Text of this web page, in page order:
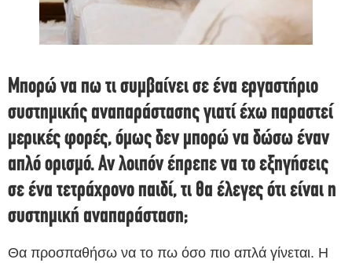
Μπορώ να πω τι συμβαίνει σε ένα εργαστήριο
συστημικής αναπαράστασης γιατί έχω παραστεί
μερικές φορές, όμως δεν μπορώ να δώσω έναν
απλό ορισμό. Αν λοιπόν έπρεπε να το εξηγήσεις
σε ένα τετράχρονο παιδί, τι θα έλεγες ότι είναι η
συστημική αναπαράσταση;
Θα προσπαθήσω να το πω όσο πιο απλά γίνεται. Η